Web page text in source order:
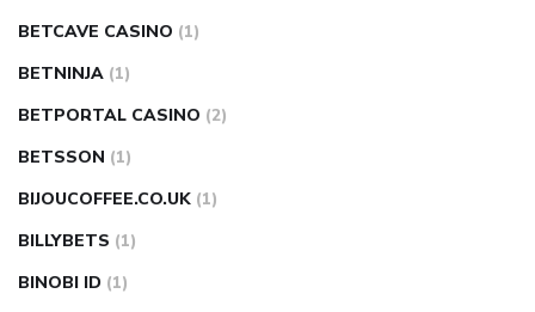
BETCAVE CASINO (1)
BETNINJA (1)
BETPORTAL CASINO (2)
BETSSON (1)
BIJOUCOFFEE.CO.UK (1)
BILLYBETS (1)
BINOBI ID (1)